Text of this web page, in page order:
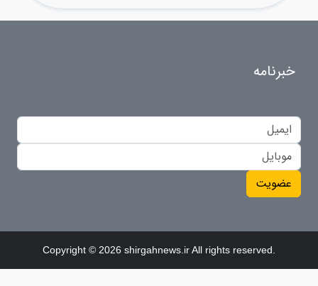
خبرنامه
عضویت
Copyright © 2026 shirgahnews.ir All rights reserved.